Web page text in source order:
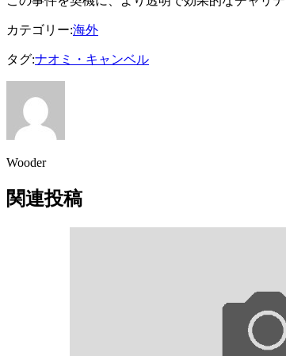
カテゴリー:海外
タグ:ナオミ・キャンベル
Wooder
関連投稿